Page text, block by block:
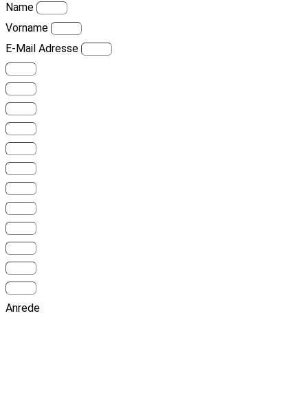
Name
Vorname
E-Mail Adresse
Anrede